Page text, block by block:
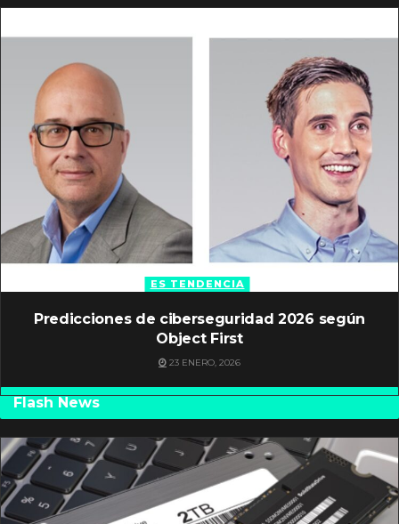
ES TENDENCIA
Predicciones de ciberseguridad 2026 según
Object First
23 ENERO, 2026
Flash News